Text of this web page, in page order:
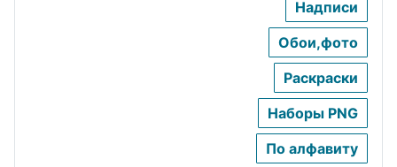
Надписи
Обои,фото
Раскраски
Наборы PNG
По алфавиту